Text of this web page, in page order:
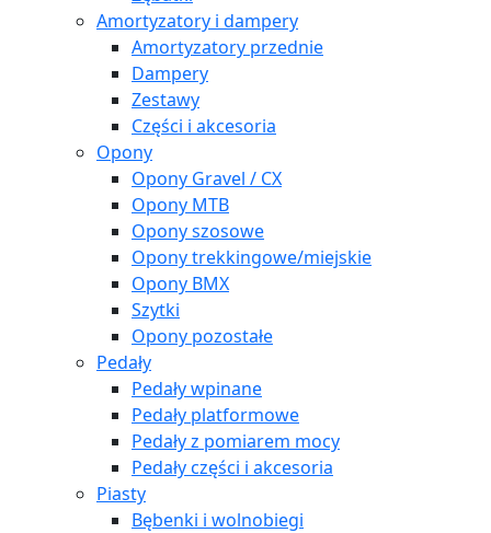
Amortyzatory i dampery
Amortyzatory przednie
Dampery
Zestawy
Części i akcesoria
Opony
Opony Gravel / CX
Opony MTB
Opony szosowe
Opony trekkingowe/miejskie
Opony BMX
Szytki
Opony pozostałe
Pedały
Pedały wpinane
Pedały platformowe
Pedały z pomiarem mocy
Pedały części i akcesoria
Piasty
Bębenki i wolnobiegi